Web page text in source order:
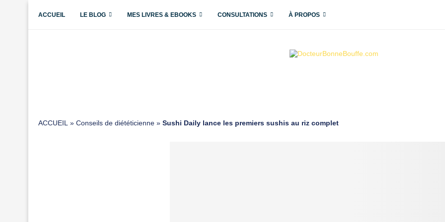
ACCUEIL LE BLOG MES LIVRES & EBOOKS CONSULTATIONS À PROPOS
ACCUEIL » Conseils de diététicienne » Sushi Daily lance les premiers sushis au riz complet